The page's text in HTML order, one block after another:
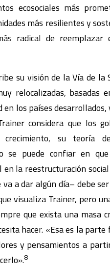
ecosociales más
más resilientes y
radical de reemplazar
su visión de la Vía de la
relocalizadas, basadas
los países desarrollados,
considera que los
crecimiento, su teoría
puede confiar en que
la reestructuración
a dar algún día– debe
visualiza Trainer, pero
que exista una masa
hacer. «Esa es la parte
y pensamientos a
8